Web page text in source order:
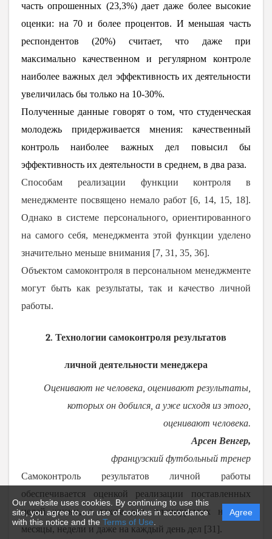
Our website uses cookies. By continuing to use this
site, you agree to our use of cookies in accordance
with this notice and the Terms of Use
Agree
часть опрошенных (23,3%) дает даже более высокие
оценки: на 70 и более процентов. И меньшая часть
респондентов (20%) считает, что даже при
максимально качественном и регулярном контроле
наиболее важных дел эффективность их деятельности
увеличилась бы только на 10-30%.
Полученные данные говорят о том, что студенческая
молодежь придерживается мнения: качественный
контроль наиболее важных дел повысил бы
эффективность их деятельности в среднем, в два раза.
Способам реализации функции контроля в
менеджменте посвящено немало работ [6, 14, 15, 18].
Однако в системе персонального, ориентированного
на самого себя, менеджмента этой функции уделено
значительно меньше внимания [7, 31, 35, 36].
Объектом самоконтроля в персональном менеджменте
могут быть как результаты, так и качество личной
работы.
2. Технологии самоконтроля результатов
личной деятельности менеджера
Оценивают не человека, оценивают результаты,
которых он добился, а уже исходя из этого,
оценивают человека.
Арсен Венгер,
французский футбольный тренер
Самоконтроль результатов личной работы
обеспечивается оценкой реализации поставленных
целей жизни, а также дел, планируемых на год,
месяцы, недели и даже на каждый день дел [31].